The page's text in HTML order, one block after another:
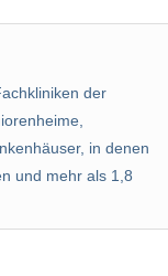
EUR
der
in denen
und mehr als 1,8